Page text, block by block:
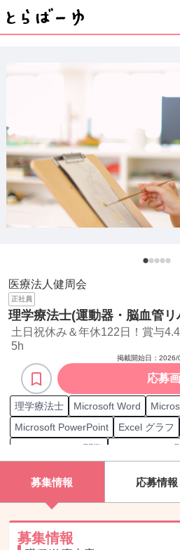
医療法人健周会
正社員
理学療法士(運動器・脳血管リ
土日祝休み＆年休122日！賞与
5h
掲載開始日： 2026/
応募
理学療法士 Microsoft Word
Microsoft PowerPoint
Excel グラフ
Excel MIN/MAX関数
Excel COUNT
訪問専門作業療法士
運動器認定理
介護予防認定理学療法士
高齢者リハビリ
募集情報 応募情報
募集情報